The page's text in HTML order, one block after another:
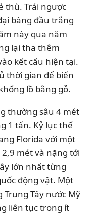
thù. Trái ngược
bàng đầu trắng
này qua năm
lại tha thêm
kết cấu hiện tại.
thời gian để biến
lồ bằng gỗ.
thường sâu 4 mét
1 tấn. Kỷ lục thế
Florida với một
mét và nặng tới
lớn nhất từng
động vật. Một
Trung Tây nước Mỹ
liên tục trong ít